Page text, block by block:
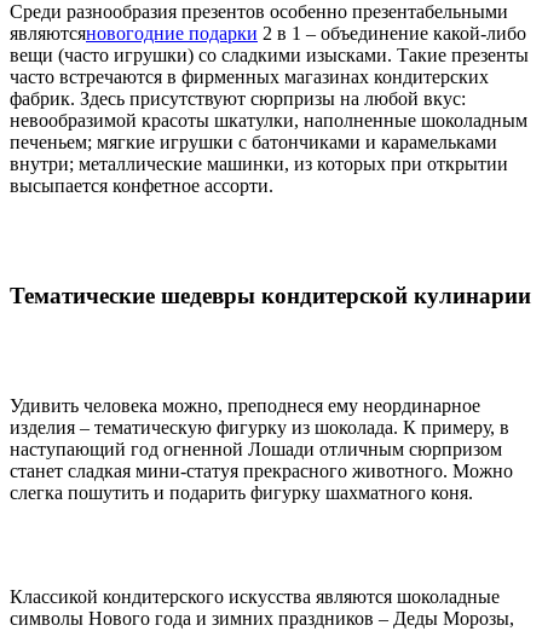
Среди разнообразия презентов особенно презентабельными
являютсяновогодние подарки 2 в 1 – объединение какой-либо
вещи (часто игрушки) со сладкими изысками. Такие презенты
часто встречаются в фирменных магазинах кондитерских
фабрик. Здесь присутствуют сюрпризы на любой вкус:
невообразимой красоты шкатулки, наполненные шоколадным
печеньем; мягкие игрушки с батончиками и карамельками
внутри; металлические машинки, из которых при открытии
высыпается конфетное ассорти.
Тематические шедевры кондитерской кулинарии
Удивить человека можно, преподнеся ему неординарное
изделия – тематическую фигурку из шоколада. К примеру, в
наступающий год огненной Лошади отличным сюрпризом
станет сладкая мини-статуя прекрасного животного. Можно
слегка пошутить и подарить фигурку шахматного коня.
Классикой кондитерского искусства являются шоколадные
символы Нового года и зимних праздников – Деды Морозы,